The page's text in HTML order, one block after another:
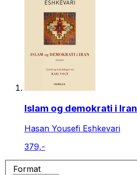
Islam og demokrati i Iran
Hasan Yousefi Eshkevari
379,-
Format